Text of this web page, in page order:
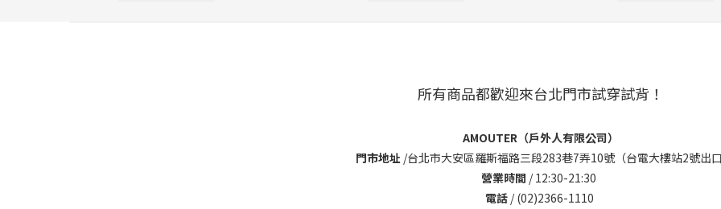
所有商品都歡迎來台北門市試穿試背！
AMOUTER（戶外人有限公司）
門市地址 /台北市大安區羅斯福路三段283巷7弄10號（台電大樓站2號出
營業時間 / 12:30-21:30
電話 / (02)2366-1110